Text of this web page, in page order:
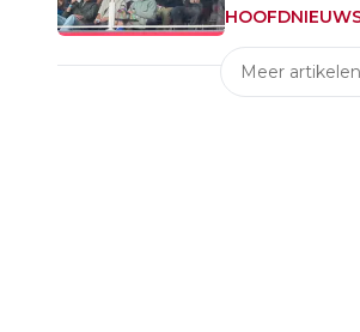
tegen PEC
Meer artikelen